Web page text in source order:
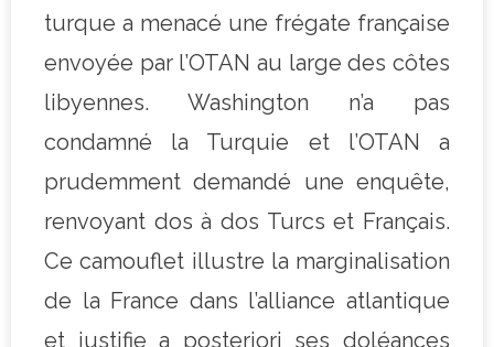
turque a menacé une frégate française
envoyée par l’OTAN au large des côtes
libyennes. Washington n’a pas
condamné la Turquie et l’OTAN a
prudemment demandé une enquête,
renvoyant dos à dos Turcs et Français.
Ce camouflet illustre la marginalisation
de la France dans l’alliance atlantique
et justifie a posteriori ses doléances